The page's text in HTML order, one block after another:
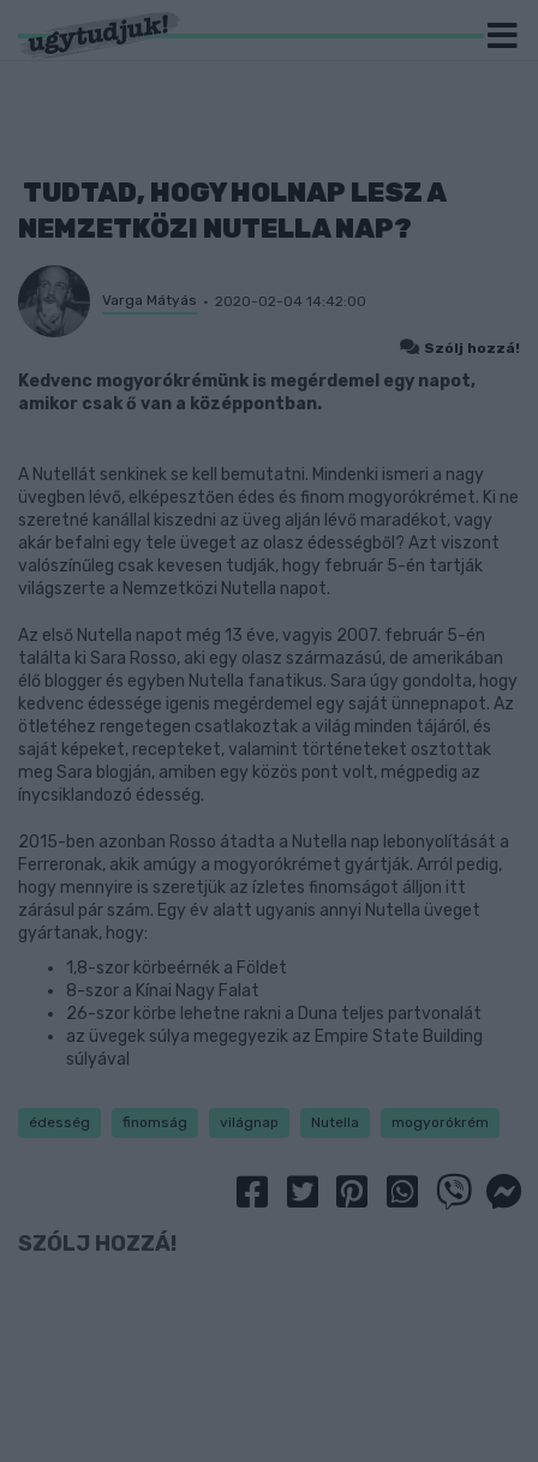
TUDTAD, HOGY HOLNAP LESZ A
NEMZETKÖZI NUTELLA NAP?
Varga Mátyás 2020-02-04 14:42:00
Szólj hozzá!
Kedvenc mogyorókrémünk is megérdemel egy napot,
amikor csak ő van a középpontban.
A Nutellát senkinek se kell bemutatni. Mindenki ismeri a nagy
üvegben lévő, elképesztően édes és finom mogyorókrémet. Ki ne
szeretné kanállal kiszedni az üveg alján lévő maradékot, vagy
akár befalni egy tele üveget az olasz édességből? Azt viszont
valószínűleg csak kevesen tudják, hogy február 5-én tartják
világszerte a Nemzetközi Nutella napot.
Az első Nutella napot még 13 éve, vagyis 2007. február 5-én
találta ki Sara Rosso, aki egy olasz származású, de amerikában
élő blogger és egyben Nutella fanatikus. Sara úgy gondolta, hogy
kedvenc édessége igenis megérdemel egy saját ünnepnapot. Az
ötletéhez rengetegen csatlakoztak a világ minden tájáról, és
saját képeket, recepteket, valamint történeteket osztottak
meg Sara blogján, amiben egy közös pont volt, mégpedig az
ínycsiklandozó édesség.
2015-ben azonban Rosso átadta a Nutella nap lebonyolítását a
Ferreronak, akik amúgy a mogyorókrémet gyártják. Arról pedig,
hogy mennyire is szeretjük az ízletes finomságot álljon itt
zárásul pár szám. Egy év alatt ugyanis annyi Nutella üveget
gyártanak, hogy:
1,8-szor körbeérnék a Földet
8-szor a Kínai Nagy Falat
26-szor körbe lehetne rakni a Duna teljes partvonalát
az üvegek súlya megegyezik az Empire State Building
súlyával
édesség finomság világnap Nutella mogyorókrém
SZÓLJ HOZZÁ!